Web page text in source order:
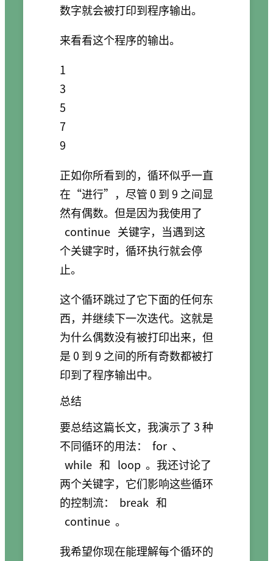
数字就会被打印到程序输出。
来看看这个程序的输出。
1
3
5
7
正如你所看到的，循环似乎一直
在“进行”，尽管 0 到 9 之间显
然有偶数。但是因为我使用了
continue 关键字，当遇到这
个关键字时，循环执行就会停
止。
这个循环跳过了它下面的任何东
西，并继续下一次迭代。这就是
为什么偶数没有被打印出来，但
是 0 到 9 之间的所有奇数都被打
印到了程序输出中。
总结
要总结这篇长文，我演示了 3 种
不同循环的用法：
for 、
while 和 loop 。我还讨论了
两个关键字，它们影响这些循环
的控制流：
break 和
continue 。
我希望你现在能理解每个循环的